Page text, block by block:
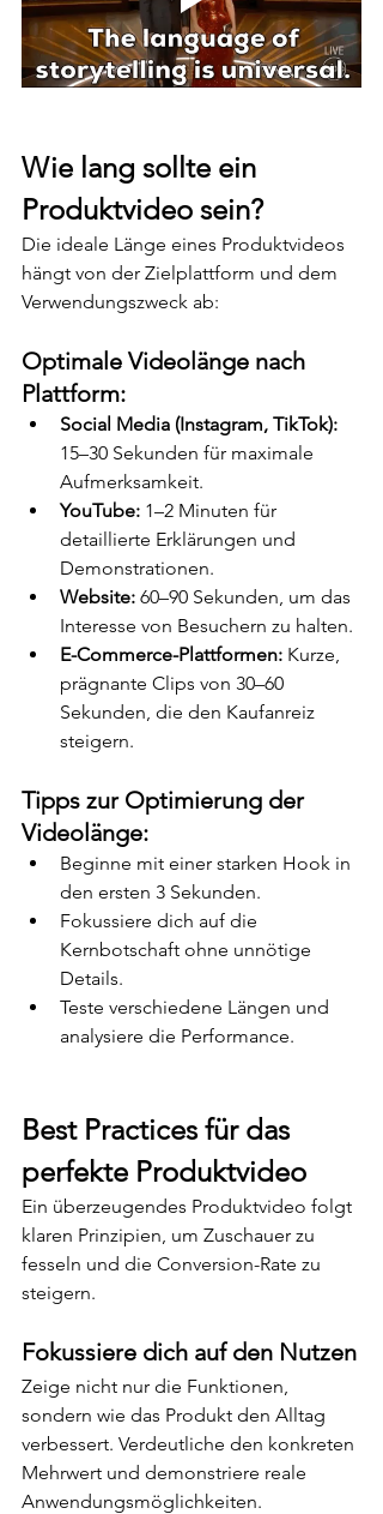
Wie lang sollte ein
Produktvideo sein?
Die ideale Länge eines Produktvideos
hängt von der Zielplattform und dem
Verwendungszweck ab:
Optimale Videolänge nach
Plattform:
Social Media (Instagram, TikTok):
15–30 Sekunden für maximale
Aufmerksamkeit.
YouTube: 1–2 Minuten für
detaillierte Erklärungen und
Demonstrationen.
Website: 60–90 Sekunden, um das
Interesse von Besuchern zu halten.
E-Commerce-Plattformen: Kurze,
prägnante Clips von 30–60
Sekunden, die den Kaufanreiz
steigern.
Tipps zur Optimierung der
Videolänge:
Beginne mit einer starken Hook in
den ersten 3 Sekunden.
Fokussiere dich auf die
Kernbotschaft ohne unnötige
Details.
Teste verschiedene Längen und
analysiere die Performance.
Best Practices für das
perfekte Produktvideo
Ein überzeugendes Produktvideo folgt
klaren Prinzipien, um Zuschauer zu
fesseln und die Conversion-Rate zu
steigern.
Fokussiere dich auf den Nutzen
Zeige nicht nur die Funktionen,
sondern wie das Produkt den Alltag
verbessert. Verdeutliche den konkreten
Mehrwert und demonstriere reale
Anwendungsmöglichkeiten.